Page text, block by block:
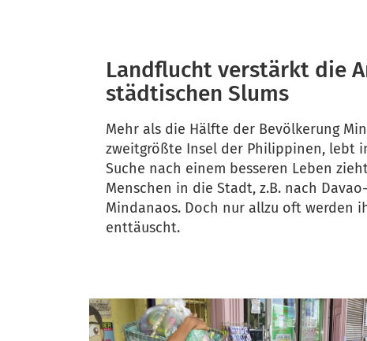
Landflucht verstärkt die
städtischen Slums
Mehr als die Hälfte der Bevölkerung
zweitgrößte Insel der Philippinen, lebt
Suche nach einem besseren Leben
Menschen in die Stadt, z.B. nach
Mindanaos. Doch nur allzu oft werden
enttäuscht.